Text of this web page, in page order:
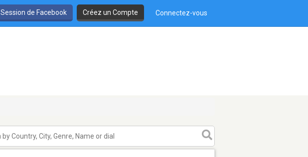
Session de Facebook Créez un Compte Connectez-vous